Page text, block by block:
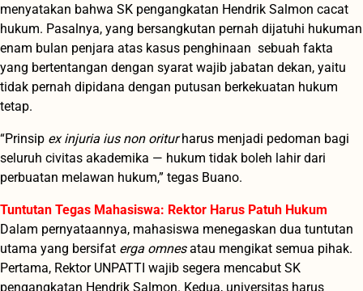
menyatakan bahwa SK pengangkatan Hendrik Salmon cacat
hukum. Pasalnya, yang bersangkutan pernah dijatuhi hukuman
enam bulan penjara atas kasus penghinaan sebuah fakta
yang bertentangan dengan syarat wajib jabatan dekan, yaitu
tidak pernah dipidana dengan putusan berkekuatan hukum
tetap.
“Prinsip ex injuria ius non oriturharus menjadi pedoman bagi
seluruh civitas akademika — hukum tidak boleh lahir dari
perbuatan melawan hukum,” tegas Buano.
Tuntutan Tegas Mahasiswa: Rektor Harus Patuh Hukum
Dalam pernyataannya, mahasiswa menegaskan dua tuntutan
utama yang bersifat erga omnesatau mengikat semua pihak.
Pertama, Rektor UNPATTI wajib segera mencabut SK
pengangkatan Hendrik Salmon. Kedua, universitas harus